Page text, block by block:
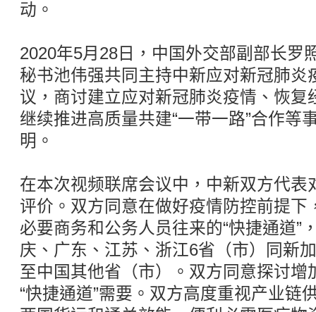
动。
2020年5月28日，中国外交部副部长罗
秘书池伟强共同主持中新应对新冠肺炎
议，商讨建立应对新冠肺炎疫情、恢复
继续推进高质量共建“一带一路”合作等
明。
在本次视频联席会议中，中新双方代表
评价。双方同意在做好疫情防控前提下
必要商务和公务人员往来的“快捷通道”
庆、广东、江苏、浙江6省（市）同新
至中国其他省（市）。双方同意探讨增
“快捷通道”需要。双方高度重视产业链